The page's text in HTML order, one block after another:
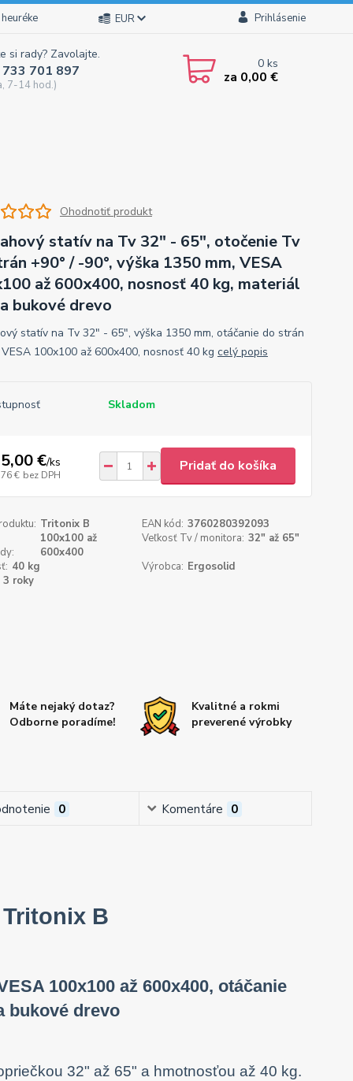
EUR Prihlásenie
si rady? Zavolajte.
701 897
7-14 hod.)
0ks
za 0,00 €
Ohodnotiť produkt
statív na Tv 32" - 65", otočenie Tv
+90° / -90°, výška 1350 mm, VESA
až 600x400, nosnosť 40 kg, materiál
bukové drevo
statív na Tv 32" - 65", výška 1350 mm, otáčanie do strán
100x100 až 600x400, nosnosť 40 kg celý popis
Skladom
€/ks
€ bez DPH
Pridať do košíka
Tritonix B EAN kód: 3760280392093
100x100 až
600x400
Veľkosť Tv / monitora: 32" až 65"
40 kg Výrobca: Ergosolid
3 roky
Máte nejaký dotaz?
Odborne poradíme!
Kvalitné a rokmi
preverené výrobky
0 Komentáre 0
B
100x100 až 600x400, otáčanie
bukové drevo
32" až 65" a hmotnosťou až 40 kg.